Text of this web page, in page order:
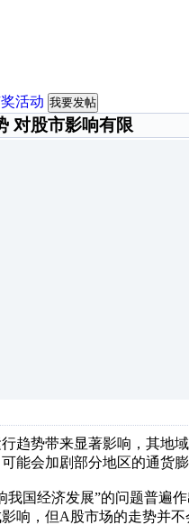
活动 我要发帖
对股市影响有限
趋势带来显著影响，其地
能会加剧部分地区的通货
国经济发展”的问题普遍
响，但A股市场的走势并